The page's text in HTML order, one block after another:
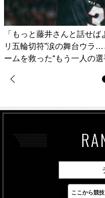
「もっと藤井さんと話せ
リ五輪切符”涙の舞台ウラ
ームを救った“もう一人の選
最新
ここから競